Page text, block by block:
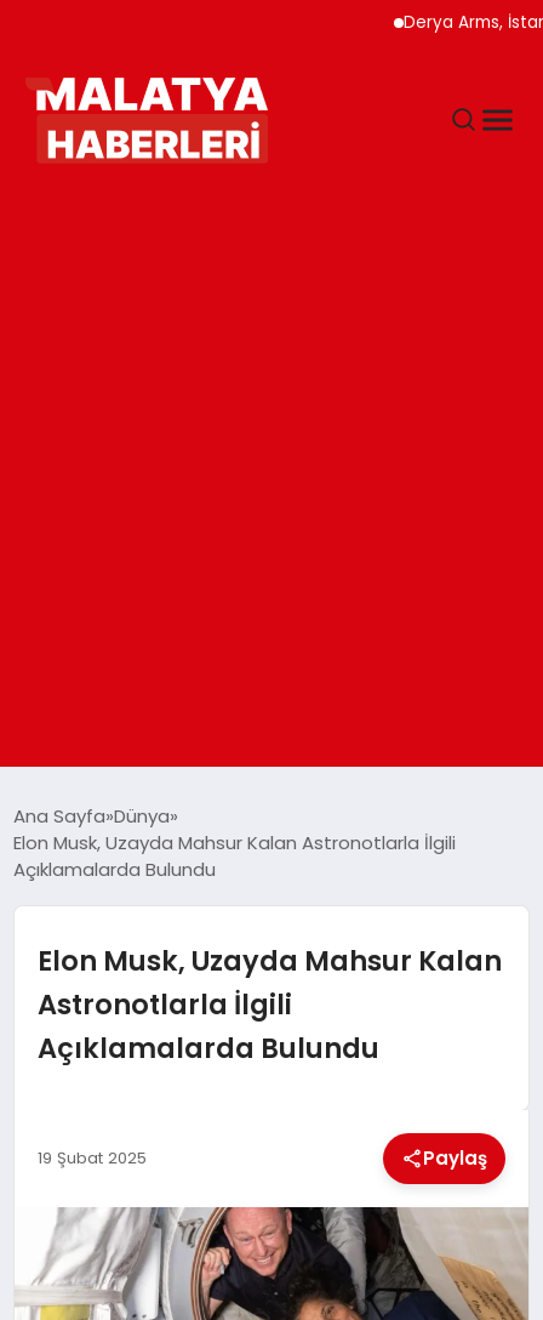
Derya Arms, İstanbul
GÜNDEM
DÜNYA
EĞITIM
MAGAZIN
SAĞLIK
SIYASET
Ana Sayfa Dünya
Elon Musk, Uzayda Mahsur Kalan Astronotlarla İlgili
Açıklamalarda Bulundu
Elon Musk, Uzayda Mahsur Kalan
Astronotlarla İlgili
Açıklamalarda Bulundu
19 Şubat 2025 Paylaş